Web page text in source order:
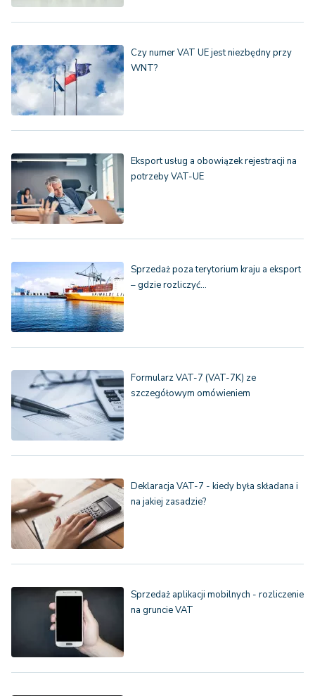
Czy numer VAT UE jest niezbędny przy
WNT?
Eksport usług a obowiązek rejestracji na
potrzeby VAT-UE
Sprzedaż poza terytorium kraju a eksport
– gdzie rozliczyć…
Formularz VAT-7 (VAT-7K) ze
szczegółowym omówieniem
Deklaracja VAT-7 - kiedy była składana i
na jakiej zasadzie?
Sprzedaż aplikacji mobilnych - rozliczenie
na gruncie VAT